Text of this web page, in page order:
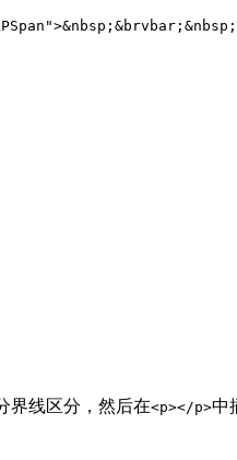
界线区分，然后在<p></p>中